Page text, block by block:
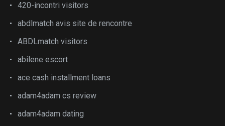
420-incontri visitors
abdlmatch avis site de rencontre
ABDLmatch visitors
abilene escort
ace cash installment loans
adam4adam cs review
adam4adam dating